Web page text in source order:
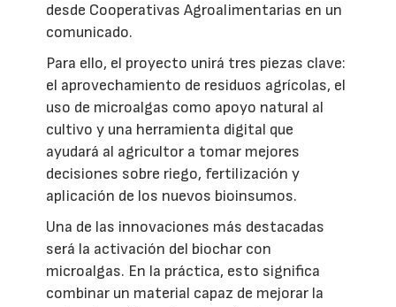
desde Cooperativas Agroalimentarias en un
comunicado.
Para ello, el proyecto unirá tres piezas clave:
el aprovechamiento de residuos agrícolas, el
uso de microalgas como apoyo natural al
cultivo y una herramienta digital que
ayudará al agricultor a tomar mejores
decisiones sobre riego, fertilización y
aplicación de los nuevos bioinsumos.
Una de las innovaciones más destacadas
será la activación del biochar con
microalgas. En la práctica, esto significa
combinar un material capaz de mejorar la